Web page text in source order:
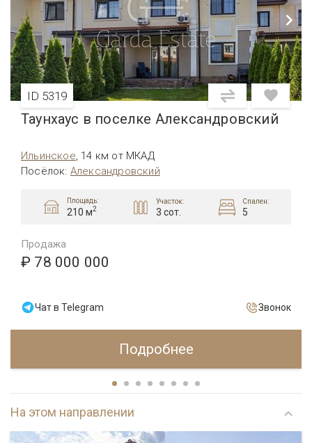
ID 5319
Таунхаус в поселке Александровский
Ильинское, 14 км от МКАД
Посёлок: Александровский
Площадь:
210 м2
Участок:
3 сот.
Спален:
5
Продажа
₽ 78 000 000
Чат в Telegram Звонок
Подробнее
На этом направлении